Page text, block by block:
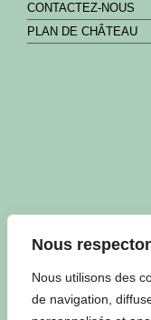
Nous
Nous utilisons des
de navigation,
CONTACTEZ-NOUS
PLAN DE CHÂTEAU